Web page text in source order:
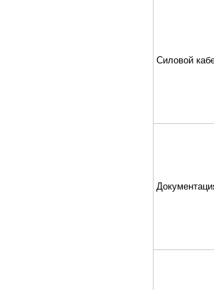
Силовой